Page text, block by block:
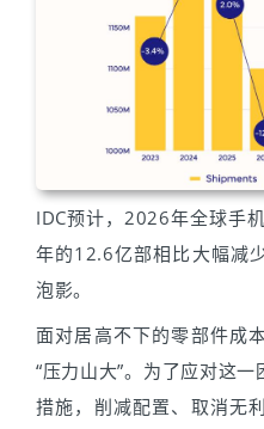
IDC预计，2026年全球手
年的12.6亿部相比大幅减
泡影。
面对居高不下的零部件成
“压力山大”。为了应对这
措施，削减配置、取消无